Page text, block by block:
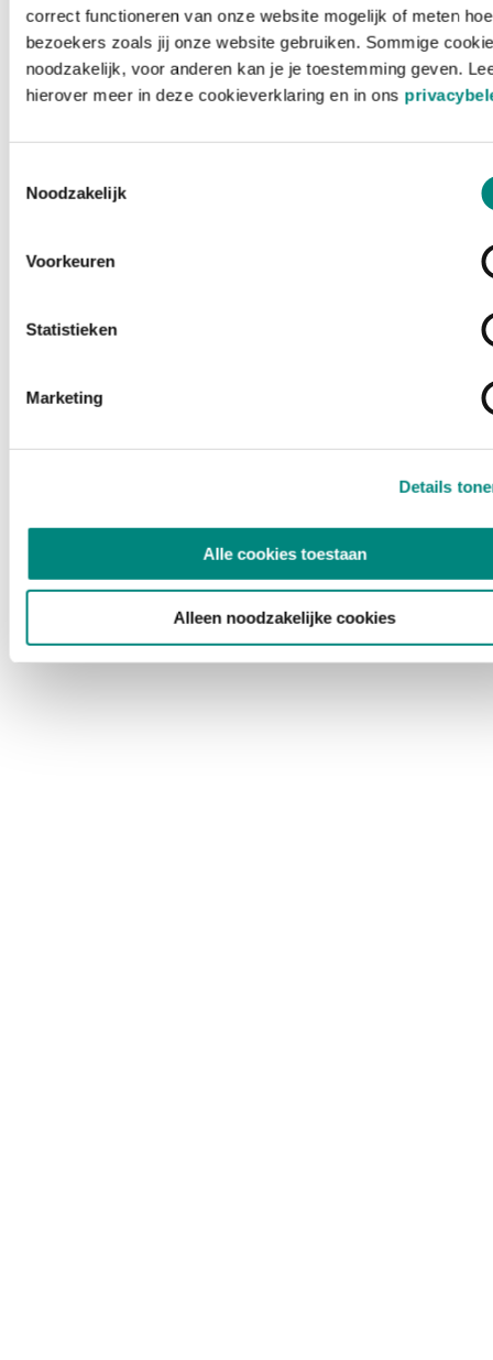
correct functioneren van onze website mogelijk of meten hoe
bezoekers zoals jij onze website gebruiken. Sommige
noodzakelijk, voor anderen kan je je toestemming geven.
hierover meer in deze cookieverklaring en in ons
Noodzakelijk
Voorkeuren
Statistieken
Marketing
Details
Alle cookies toestaan
Alleen noodzakelijke cookies